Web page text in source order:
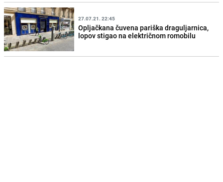
27.07.21. 22:45
Opljačkana čuvena pariška draguljarnica,
lopov stigao na električnom romobilu